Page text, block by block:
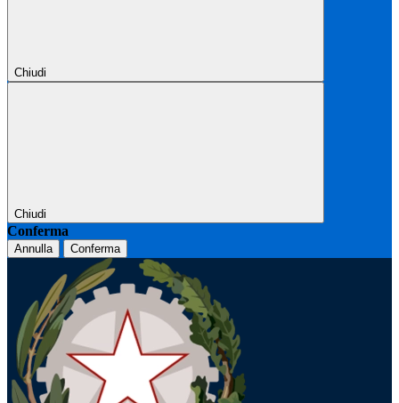
Chiudi
Chiudi
Conferma
Annulla Conferma